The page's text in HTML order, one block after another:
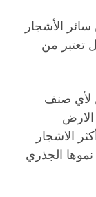
الأشجار
تعتبر من
لأي صنف
الاشجار
الجذري